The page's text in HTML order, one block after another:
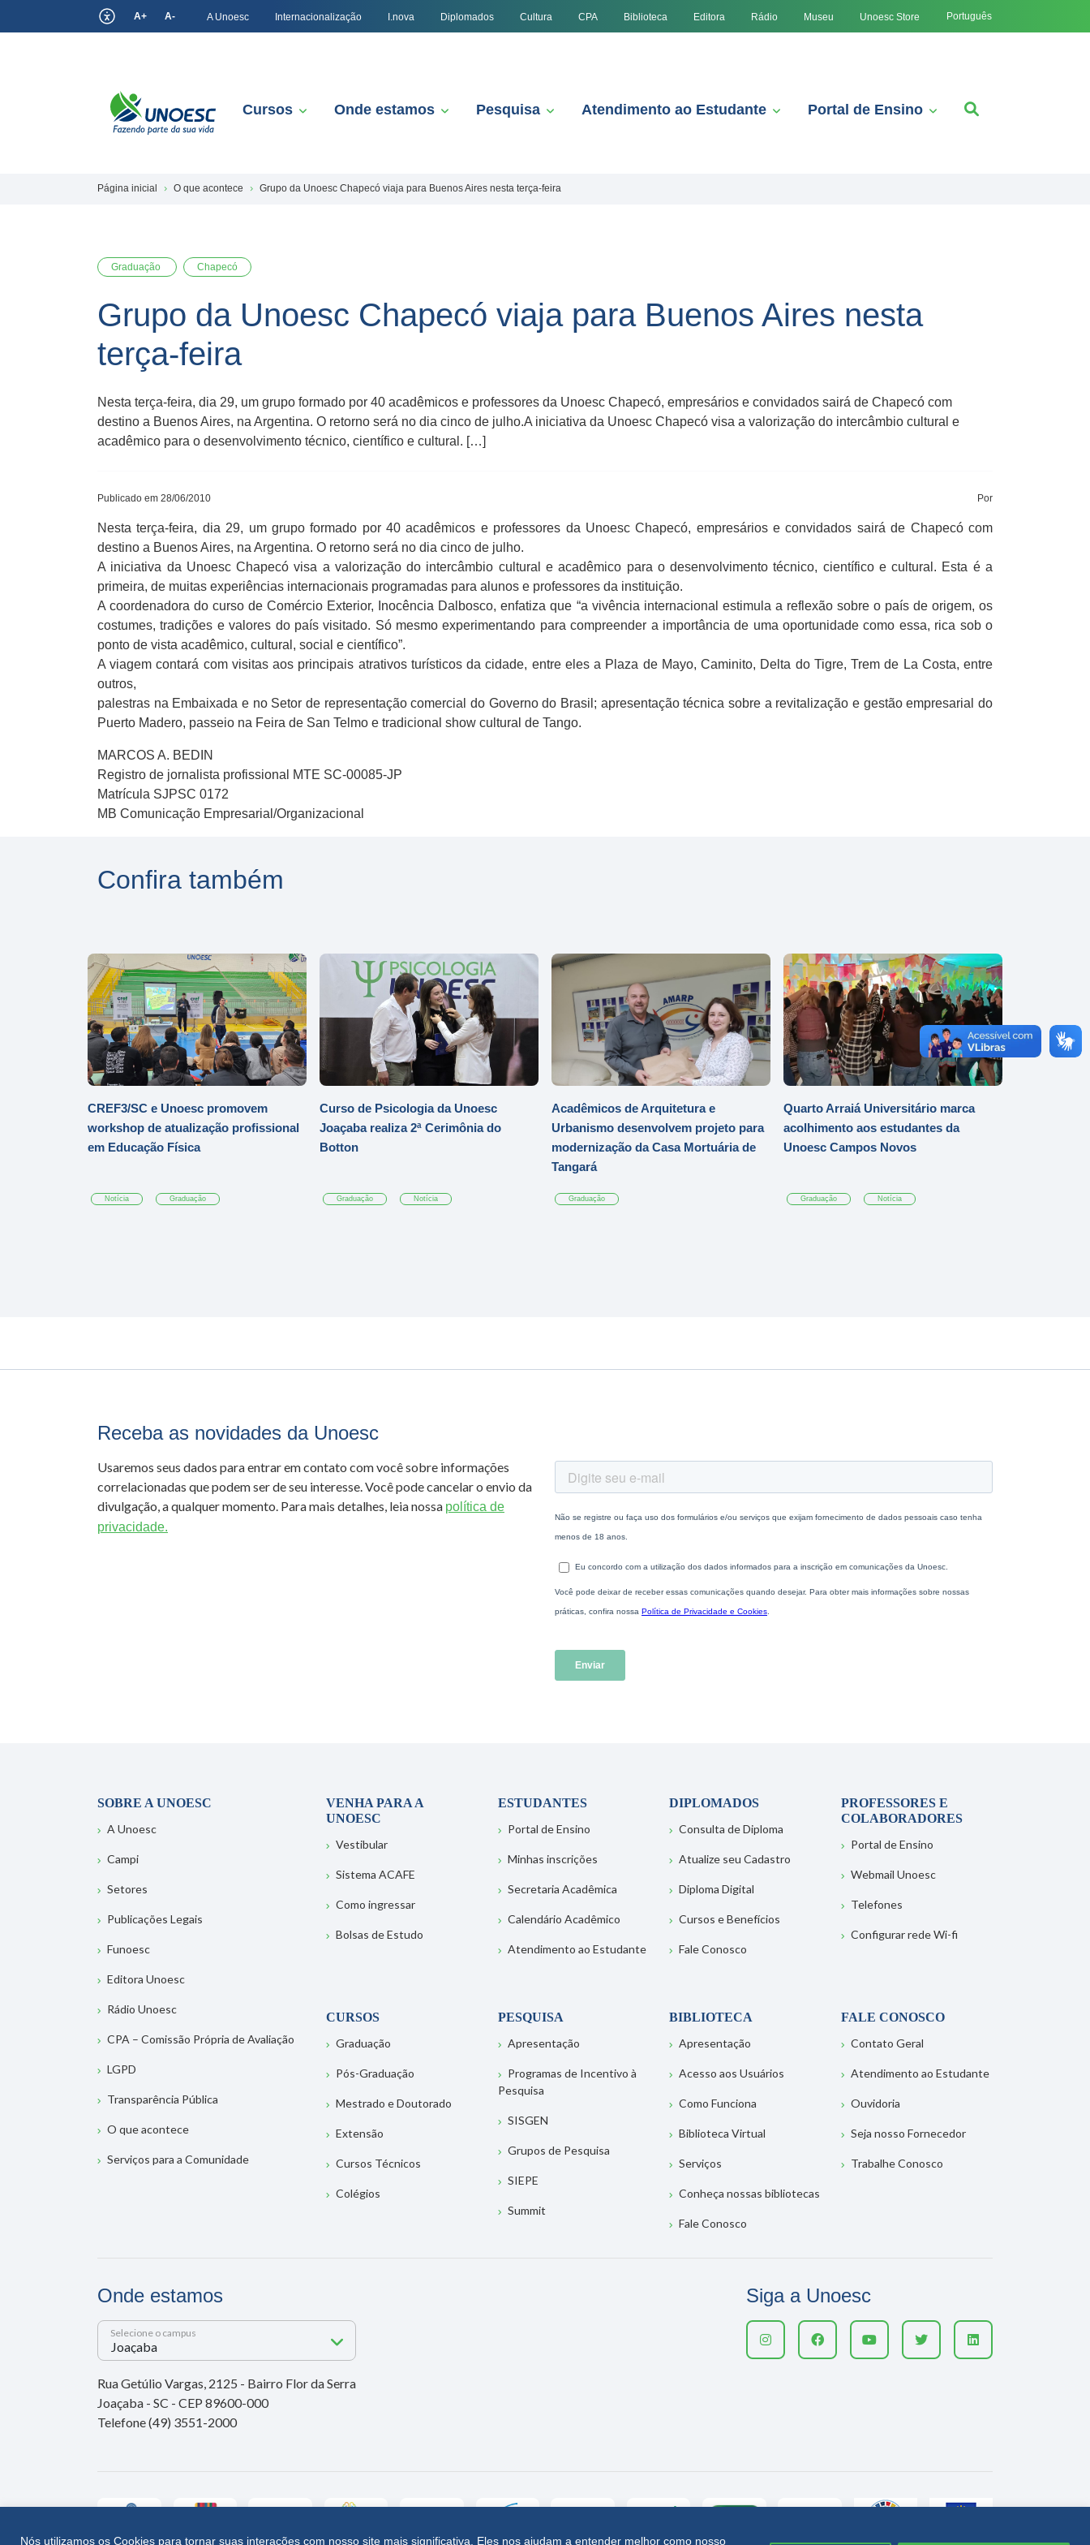
Nós utilizamos os Cookies para tornar suas interações com nosso site mais significativa. Eles nos ajudam a entender melhor como nosso
A+ A- A Unoesc Internacionalização I.nova Diplomados Cultura CPA Biblioteca Editora Rádio Museu Unoesc Store Português
Cursos Onde estamos Pesquisa Atendimento ao Estudante Portal de Ensino
Página inicial O que acontece Grupo da Unoesc Chapecó viaja para Buenos Aires nesta terça-feira
Graduação Chapecó
Grupo da Unoesc Chapecó viaja para Buenos Aires nesta
terça-feira
Nesta terça-feira, dia 29, um grupo formado por 40 acadêmicos e professores da Unoesc Chapecó, empresários e convidados sairá de Chapecó com
destino a Buenos Aires, na Argentina. O retorno será no dia cinco de julho.A iniciativa da Unoesc Chapecó visa a valorização do intercâmbio cultural e
acadêmico para o desenvolvimento técnico, científico e cultural. […]
Publicado em 28/06/2010 Por
Nesta terça-feira, dia 29, um grupo formado por 40 acadêmicos e professores da Unoesc Chapecó, empresários e convidados sairá de Chapecó com
destino a Buenos Aires, na Argentina. O retorno será no dia cinco de julho.
A iniciativa da Unoesc Chapecó visa a valorização do intercâmbio cultural e acadêmico para o desenvolvimento técnico, científico e cultural. Esta é a
primeira, de muitas experiências internacionais programadas para alunos e professores da instituição.
A coordenadora do curso de Comércio Exterior, Inocência Dalbosco, enfatiza que “a vivência internacional estimula a reflexão sobre o país de origem, os
costumes, tradições e valores do país visitado. Só mesmo experimentando para compreender a importância de uma oportunidade como essa, rica sob o
ponto de vista acadêmico, cultural, social e científico”.
A viagem contará com visitas aos principais atrativos turísticos da cidade, entre eles a Plaza de Mayo, Caminito, Delta do Tigre, Trem de La Costa, entre
outros,
palestras na Embaixada e no Setor de representação comercial do Governo do Brasil; apresentação técnica sobre a revitalização e gestão empresarial do
Puerto Madero, passeio na Feira de San Telmo e tradicional show cultural de Tango.
MARCOS A. BEDIN
Registro de jornalista profissional MTE SC-00085-JP
Matrícula SJPSC 0172
MB Comunicação Empresarial/Organizacional
Confira também
CREF3/SC e Unoesc promovem
workshop de atualização profissional
em Educação Física
Notícia Graduação
Curso de Psicologia da Unoesc
Joaçaba realiza 2ª Cerimônia do
Botton
Graduação Notícia
Acadêmicos de Arquitetura e
Urbanismo desenvolvem projeto para
modernização da Casa Mortuária de
Tangará
Graduação
Quarto Arraiá Universitário marca
acolhimento aos estudantes da
Unoesc Campos Novos
Graduação Notícia
Receba as novidades da Unoesc
Usaremos seus dados para entrar em contato com você sobre informações
correlacionadas que podem ser de seu interesse. Você pode cancelar o envio da
divulgação, a qualquer momento. Para mais detalhes, leia nossa política de
privacidade.
SOBRE A UNOESC
A Unoesc
Campi
Setores
Publicações Legais
Funoesc
Editora Unoesc
Rádio Unoesc
CPA – Comissão Própria de Avaliação
LGPD
Transparência Pública
O que acontece
Serviços para a Comunidade
VENHA PARA A
UNOESC
Vestibular
Sistema ACAFE
Como ingressar
Bolsas de Estudo
ESTUDANTES
Portal de Ensino
Minhas inscrições
Secretaria Acadêmica
Calendário Acadêmico
Atendimento ao Estudante
DIPLOMADOS
Consulta de Diploma
Atualize seu Cadastro
Diploma Digital
Cursos e Benefícios
Fale Conosco
PROFESSORES E
COLABORADORES
Portal de Ensino
Webmail Unoesc
Telefones
Configurar rede Wi-fi
CURSOS
Graduação
Pós-Graduação
Mestrado e Doutorado
Extensão
Cursos Técnicos
Colégios
PESQUISA
Apresentação
Programas de Incentivo à
Pesquisa
SISGEN
Grupos de Pesquisa
SIEPE
Summit
BIBLIOTECA
Apresentação
Acesso aos Usuários
Como Funciona
Biblioteca Virtual
Serviços
Conheça nossas bibliotecas
Fale Conosco
FALE CONOSCO
Contato Geral
Atendimento ao Estudante
Ouvidoria
Seja nosso Fornecedor
Trabalhe Conosco
Onde estamos
Selecione o campus
Rua Getúlio Vargas, 2125 - Bairro Flor da Serra
Joaçaba - SC - CEP 89600-000
Telefone (49) 3551-2000
Siga a Unoesc